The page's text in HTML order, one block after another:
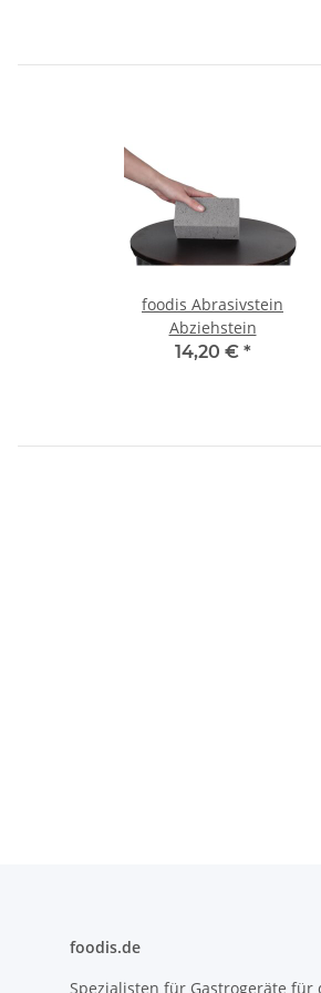
foodis Abrasivstein
Abziehstein
14,20 € *
foodis.de
Spezialisten für Gastrogeräte für